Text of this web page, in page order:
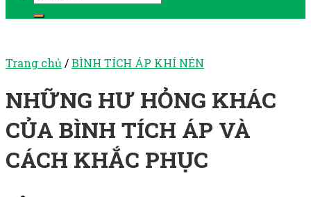
Trang chủ /BÌNH TÍCH ÁP KHÍ NÉN
NHỮNG HƯ HỎNG KHÁC
CỦA BÌNH TÍCH ÁP VÀ
CÁCH KHẮC PHỤC